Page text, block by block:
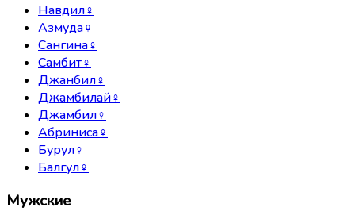
Навдил♀
Азмуда♀
Сангина♀
Самбит♀
Джанбил♀
Джамбилай♀
Джамбил♀
Абриниса♀
Бурул♀
Балгул♀
Мужские